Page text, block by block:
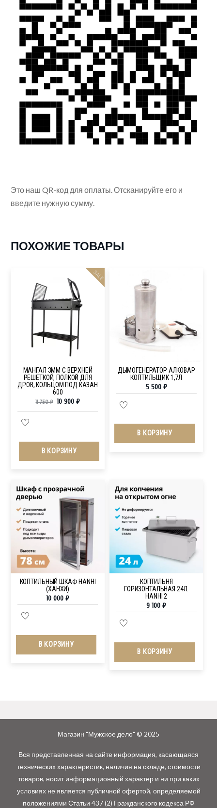
Это наш QR-код для оплаты. Отсканируйте его и
введите нужную сумму.
ПОХОЖИЕ ТОВАРЫ
SALE
МАНГАЛ 3ММ С ВЕРХНЕЙ
РЕШЕТКОЙ, ПОЛКОЙ ДЛЯ
ДРОВ, КОЛЬЦОМ ПОД КАЗАН
600
11 750₽ 10 900 ₽
В КОРЗИНУ
ДЫМОГЕНЕРАТОР АЛКОВАР
КОПТИЛЬЩИК 1,7Л
5 500 ₽
В КОРЗИНУ
КОПТИЛЬНЫЙ ШКАФ HANHI
(ХАНХИ)
10 000₽
В КОРЗИНУ
КОПТИЛЬНЯ
ГОРИЗОНТАЛЬНАЯ 24Л.
HANHI 2
9 100₽
В КОРЗИНУ
Магазин "Мужское дело" © 2025
Вся представленная на сайте информация, касающаяся
технических характеристик, наличия на складе, стоимости
товаров, носит информационный характер и ни при каких
условиях не является публичной офертой, определяемой
положениями Статьи 437 (2) Гражданского кодекса РФ